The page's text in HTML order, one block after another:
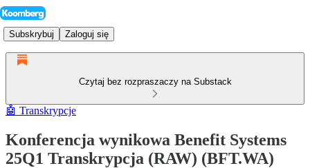
Subskrybuj Zaloguj się
Czytaj bez rozpraszaczy na Substack
🤖 Transkrypcje
Konferencja wynikowa Benefit Systems
25Q1 Transkrypcja (RAW) (BFT.WA)